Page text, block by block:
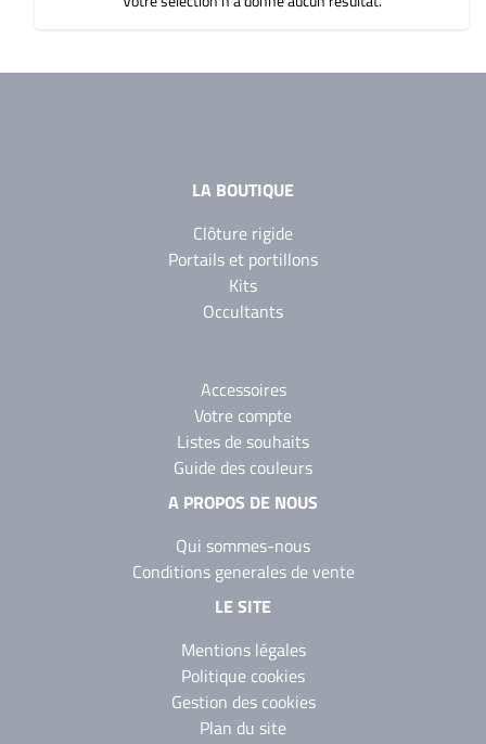
LA BOUTIQUE
Clôture rigide
Portails et portillons
Kits
Occultants
Accessoires
Votre compte
Listes de souhaits
Guide des couleurs
A PROPOS DE NOUS
Qui sommes-nous
Conditions generales de vente
LE SITE
Mentions légales
Politique cookies
Gestion des cookies
Plan du site